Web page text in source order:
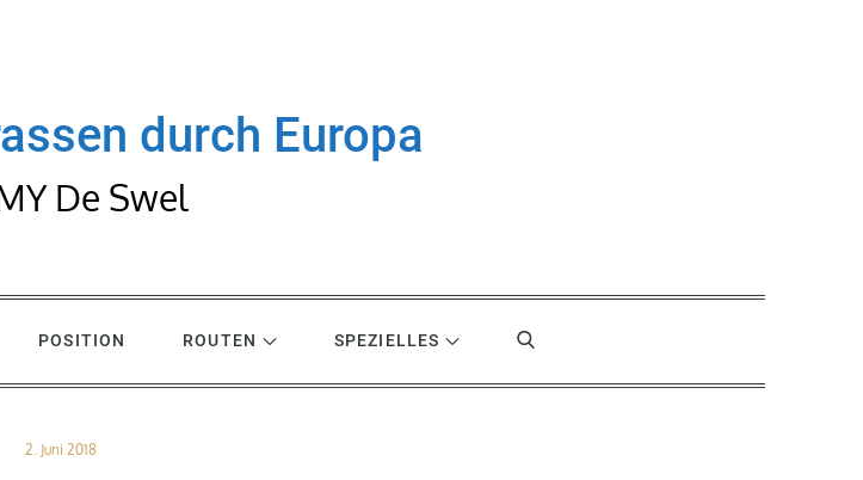
durch Europa
De Swel
POSITION ROUTEN SPEZIELLES
Posted
2. Juni 2018